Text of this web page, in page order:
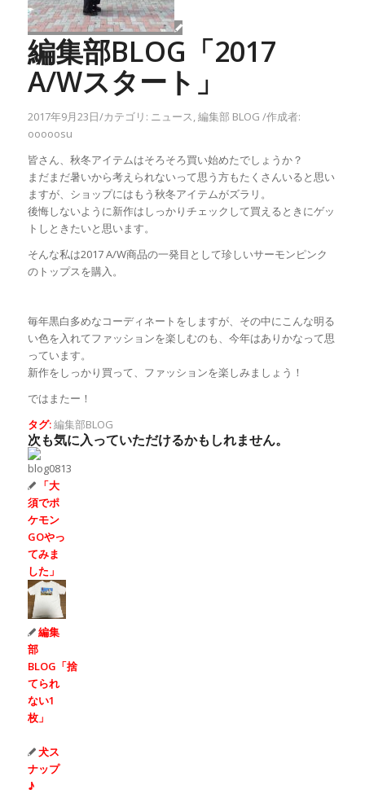
編集部BLOG「2017
A/Wスタート」
2017年9月23日/カテゴリ: ニュース,編集部 BLOG /作成者:
ooooosu
皆さん、秋冬アイテムはそろそろ買い始めたでしょうか？
まだまだ暑いから考えられないって思う方もたくさんいると思い
ますが、ショップにはもう秋冬アイテムがズラリ。
後悔しないように新作はしっかりチェックして買えるときにゲッ
トしときたいと思います。
そんな私は2017 A/W商品の一発目として珍しいサーモンピンク
のトップスを購入。
毎年黒白多めなコーディネートをしますが、その中にこんな明る
い色を入れてファッションを楽しむのも、今年はありかなって思
っています。
新作をしっかり買って、ファッションを楽しみましょう！
ではまたー！
タグ:編集部BLOG
次も気に入っていただけるかもしれません。
「大
須でポ
ケモン
GOやっ
てみま
した」
編集
部
BLOG「捨
てられ
ない1
枚」
犬ス
ナップ
♪